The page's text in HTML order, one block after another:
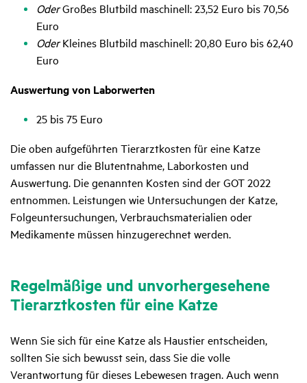
OderGroßes Blutbild maschinell: 23,52 Euro bis 70,56
Euro
OderKleines Blutbild maschinell: 20,80 Euro bis 62,40
Euro
Auswertung von Laborwerten
25 bis 75 Euro
Die oben aufgeführten Tierarztkosten für eine Katze
umfassen nur die Blutentnahme, Laborkosten und
Auswertung. Die genannten Kosten sind der GOT 2022
entnommen. Leistungen wie Untersuchungen der Katze,
Folgeuntersuchungen, Verbrauchsmaterialien oder
Medikamente müssen hinzugerechnet werden.
Regel­mä­ßige und unvor­her­ge­se­hene
Tier­arzt­kosten für eine Katze
Wenn Sie sich für eine Katze als Haustier entscheiden,
sollten Sie sich bewusst sein, dass Sie die volle
Verantwortung für dieses Lebewesen tragen. Auch wenn